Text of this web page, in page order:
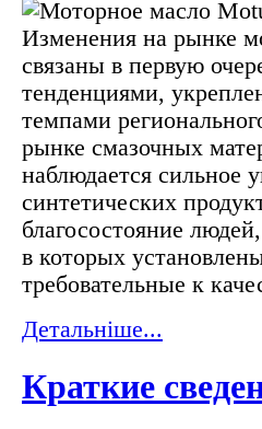
Изменения на рынке
связаны в первую
тенденциями,
темпами
рынке смазочных
наблюдается сильное
синтетических
благосостояние
в которых
требовательные к
Детальнiше...
Краткие